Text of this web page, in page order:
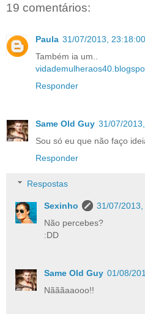
19 comentários:
Paula 31/07/2013, 23:18:00
Também ia um..
Responder
Same Old Guy 31/07/
Sou só eu que não faço
Responder
Respostas
Sexinho
31/07/
Não percebes?
:DD
Same Old Guy 01/08/
Nãããaaooo!!